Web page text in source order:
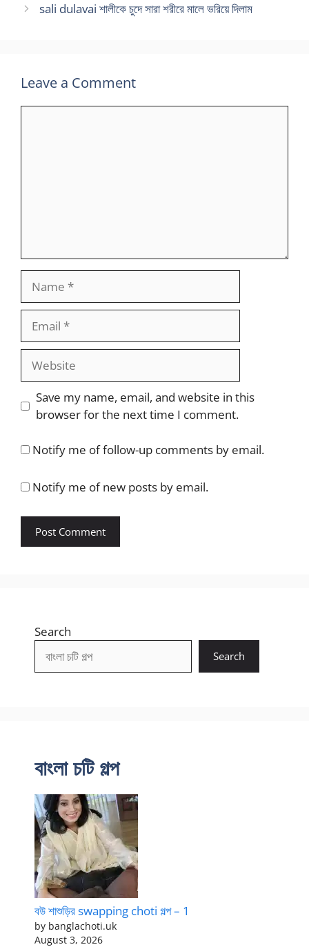
sali dulavai শালীকে চুদে সারা শরীরে মালে ভরিয়ে দিলাম
Leave a Comment
Website
Save my name, email, and website in this
browser for the next time I comment.
Notify me of follow-up comments by email.
Notify me of new posts by email.
Search
Search
বাংলা চটি গল্প
বউ শাশুড়ির swapping choti গল্প – 1
by banglachoti.uk
August 3, 2026